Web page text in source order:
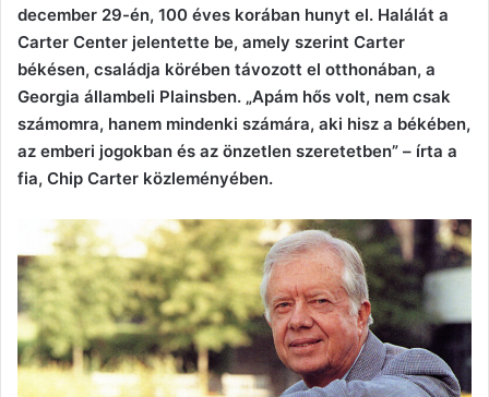
december 29-én, 100 éves korában hunyt el. Halálát a
Carter Center jelentette be, amely szerint Carter
békésen, családja körében távozott el otthonában, a
Georgia állambeli Plainsben. „Apám hős volt, nem csak
számomra, hanem mindenki számára, aki hisz a békében,
az emberi jogokban és az önzetlen szeretetben” – írta a
fia, Chip Carter közleményében.